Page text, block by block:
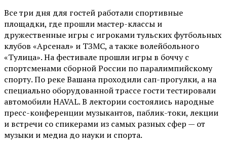
Все три дня для гостей работали спортивные
площадки, где прошли мастер-классы и
дружественные игры с игроками тульских футбольных
клубов «Арсенал» и ТЗМС, а также волейбольного
«Тулица». На фестивале прошли игры в боччу с
спортсменами сборной России по паралимпийскому
спорту. По реке Вашана проходили сап-прогулки, а на
специально оборудованной трассе гости тестировали
автомобили HAVAL. В лектории состоялись народные
пресс-конференции музыкантов, паблик-токи, лекции
и встречи со спикерами из самых разных сфер — от
музыки и медиа до науки и спорта.